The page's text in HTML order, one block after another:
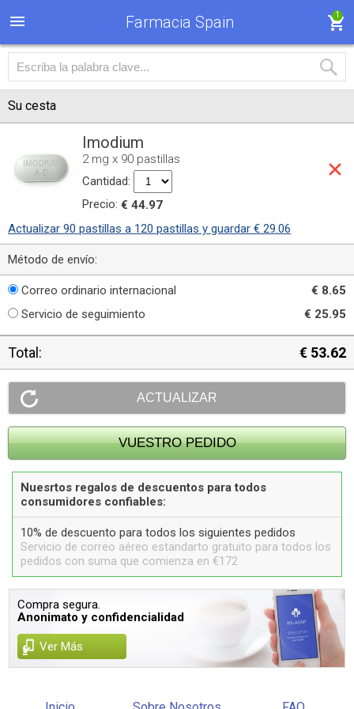
Farmacia Spain 1
Su cesta
Imodium
2 mg x 90 pastillas
Cantidad:
Precio: € 44.97
Actualizar 90 pastillas a 120 pastillas y guardar € 29.06
Método de envío:
Correo ordinario internacional
€ 8.65
Servicio de seguimiento
€ 25.95
Total: € 53.62
Nuesrtos regalos de descuentos para todos
consumidores confiables:
10% de descuento para todos los siguientes pedidos
Servicio de correo aéreo estandarto gratuito para todos los
pedidos con suma que comienza en €172
Compra segura.
Anonimato y confidencialidad
Ver Más